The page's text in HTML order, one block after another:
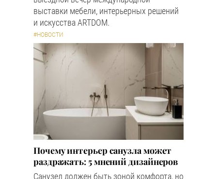
выставки мебели, интерьерных решений
и искусства ARTDOM.
#НОВОСТИ
Почему интерьер санузла может
раздражать: 5 мнений дизайнеров
Санузел должен быть зоной комфорта, но